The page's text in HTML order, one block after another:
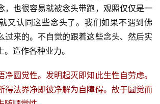
，也很容易就被念头带跑，观照仅仅是一
又认同这些念头了。我们如果不遇到佛
过来的。不自觉的跟着这些念头、然后实
造作各种业力。
净圆觉性。发明起灭即知此生性自劳虑。
得法界净即彼净解为自障碍。故于圆觉而